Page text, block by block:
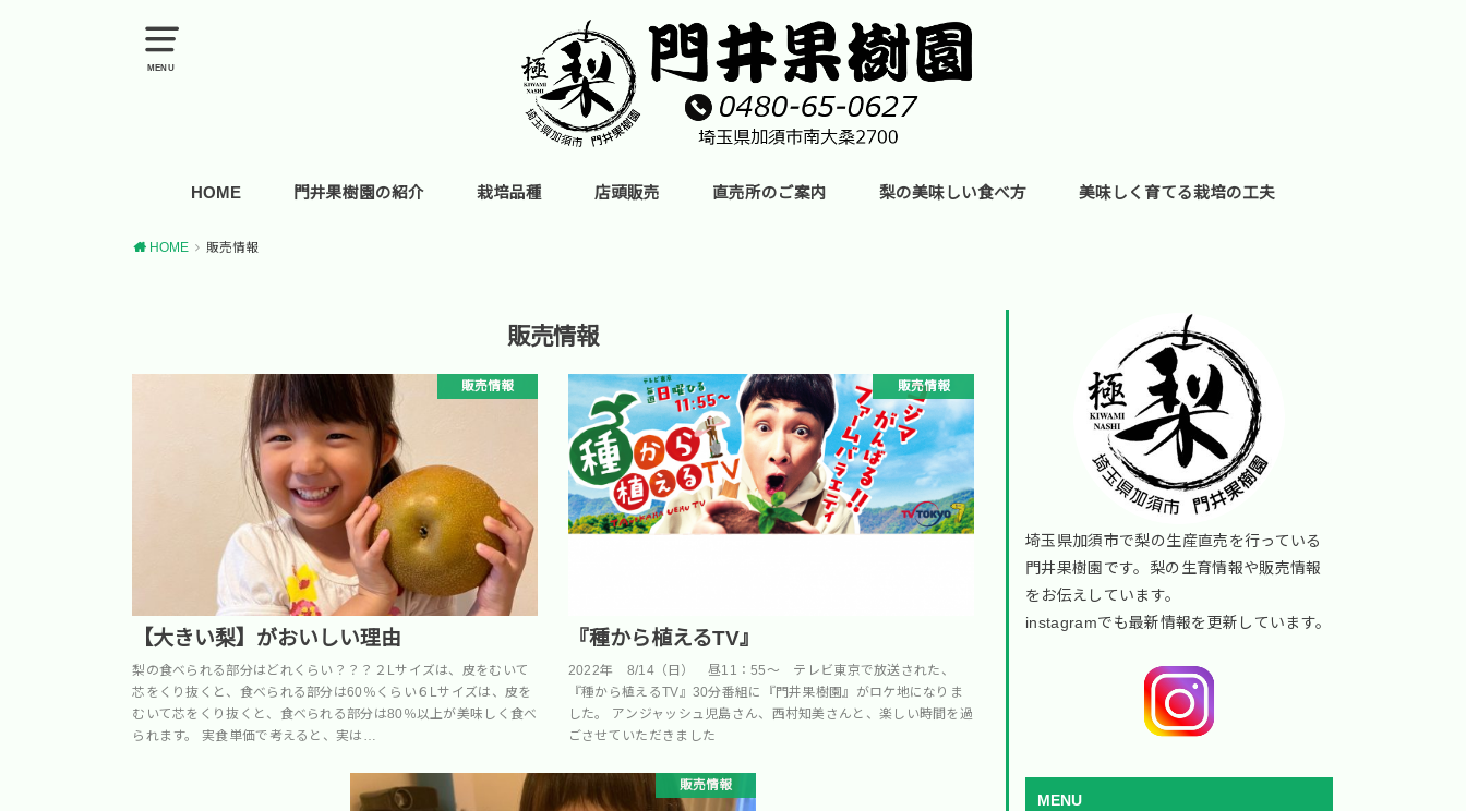
MENU
HOME 門井果樹園の紹介 栽培品種 店頭販売 直売所のご案内 梨の美味しい食べ方 美味しく育てる栽培の工夫
HOME 販売情報
販売情報
販売情報
【大きい梨】がおいしい理由
梨の食べられる部分はどれくらい？？？２Lサイズは、皮をむいて
芯をくり抜くと、食べられる部分は60％くらい６Lサイズは、皮を
むいて芯をくり抜くと、食べられる部分は80％以上が美味しく食べ
られます。 実食単価で考えると、実は…
販売情報
『種から植えるTV』
2022年 8/14（日） 昼11：55～ テレビ東京で放送された、
『種から植えるTV』30分番組に『門井果樹園』がロケ地になりま
した。 アンジャッシュ児島さん、西村知美さんと、楽しい時間を過
ごさせていただきました
販売情報
埼玉県加須市で梨の生産直売を行っている
門井果樹園です。梨の生育情報や販売情報
をお伝えしています。
instagramでも最新情報を更新しています。
MENU